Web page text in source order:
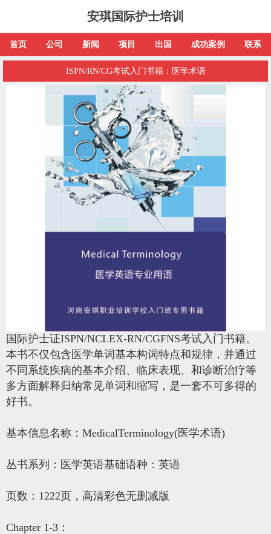
安琪国际护士培训
首页 公司 新闻 项目 出国 成功案例 联系
ISPN/RN/CG考试入门书籍：医学术语
国际护士证ISPN/NCLEX-RN/CGFNS考试入门书籍。
本书不仅包含医学单词基本构词特点和规律，并通过
不同系统疾病的基本介绍、临床表现、和诊断治疗等
多方面解释归纳常见单词和缩写，是一套不可多得的
好书。
基本信息名称：MedicalTerminology(医学术语)
丛书系列：医学英语基础语种：英语
页数：1222页，高清彩色无删减版
Chapter 1-3：